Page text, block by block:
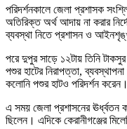
পরিদর্শনকালে জেলা প্রশাসক
অতিরিক্ত অর্থ আদায় না করার
ব্যবস্থা নিতে প্রশাসন ও
পরে দুপুর সাড়ে ১২টায় তিনি
পশুর হাটের নিরাপত্তা,
কলোনি পশুর হাটও পরিদর্শন
এ সময় জেলা প্রশাসনের ঊর্ধ্বতন
ছিলেন। এদিকে কেরানীগঞ্জের